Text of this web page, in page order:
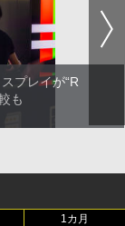
プレイが“R
も
1カ月